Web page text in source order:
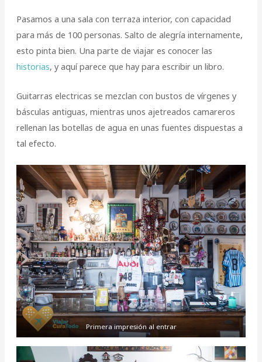
Pasamos a una sala con terraza interior, con capacidad
para más de 100 personas. Salto de alegría internamente,
esto pinta bien. Una parte de viajar es conocer las
historias, y aquí parece que hay para escribir un libro.
Guitarras electricas se mezclan con bustos de vírgenes y
básculas antiguas, mientras unos ajetreados camareros
rellenan las botellas de agua en unas fuentes dispuestas a
tal efecto.
Primera impresión al entrar